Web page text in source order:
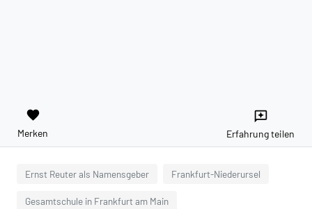
favorite
Merken
reviews
Erfahrung teilen
Ernst Reuter als Namensgeber Frankfurt-Niederursel
Gesamtschule in Frankfurt am Main